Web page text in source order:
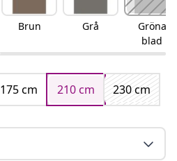
Brun Grå
Gröna
blad
175 cm 210 cm
230 cm